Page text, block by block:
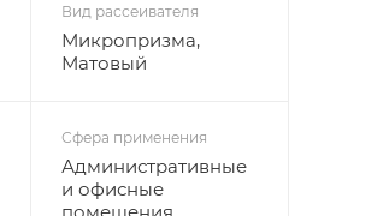
Вид рассеивателя
Микропризма,
Матовый
Сфера применения
Административные
и офисные